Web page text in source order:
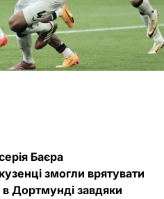
Баєра
змогли врятувати
Дортмунді завдяки